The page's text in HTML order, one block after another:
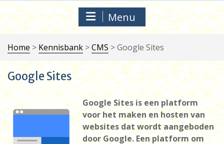
Menu
Home > Kennisbank >CMS >Google Sites
Google Sites
Google Sites is een platform
voor het maken en hosten van
websites dat wordt aangeboden
door Google. Een platform om